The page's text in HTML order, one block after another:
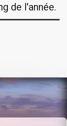
de l'année.